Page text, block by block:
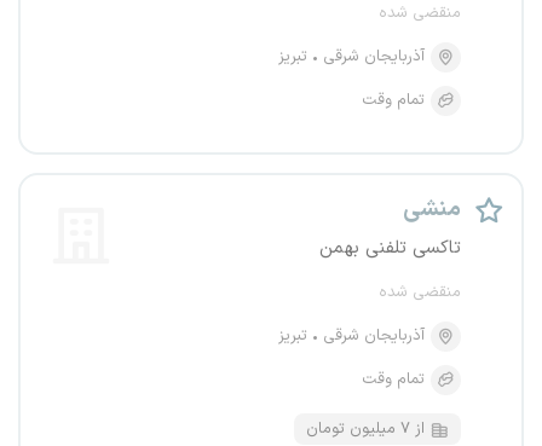
منقضی شده
آذربایجان شرقی
تبریز
تمام وقت
منشی
تاکسی تلفنی بهمن
منقضی شده
آذربایجان شرقی
تبریز
تمام وقت
از ۷ میلیون تومان